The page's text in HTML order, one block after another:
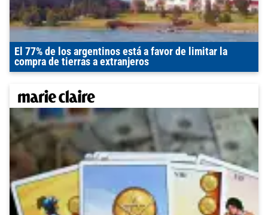
El 77% de los argentinos está a favor de limitar la
compra de tierras a extranjeros